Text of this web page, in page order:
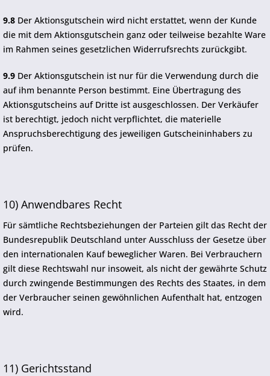
9.8 Der Aktionsgutschein wird nicht erstattet, wenn der Kunde
die mit dem Aktionsgutschein ganz oder teilweise bezahlte Ware
im Rahmen seines gesetzlichen Widerrufsrechts zurückgibt.
9.9 Der Aktionsgutschein ist nur für die Verwendung durch die
auf ihm benannte Person bestimmt. Eine Übertragung des
Aktionsgutscheins auf Dritte ist ausgeschlossen. Der Verkäufer
ist berechtigt, jedoch nicht verpflichtet, die materielle
Anspruchsberechtigung des jeweiligen Gutscheininhabers zu
prüfen.
10) Anwendbares Recht
Für sämtliche Rechtsbeziehungen der Parteien gilt das Recht der
Bundesrepublik Deutschland unter Ausschluss der Gesetze über
den internationalen Kauf beweglicher Waren. Bei Verbrauchern
gilt diese Rechtswahl nur insoweit, als nicht der gewährte Schutz
durch zwingende Bestimmungen des Rechts des Staates, in dem
der Verbraucher seinen gewöhnlichen Aufenthalt hat, entzogen
wird.
11) Gerichtsstand